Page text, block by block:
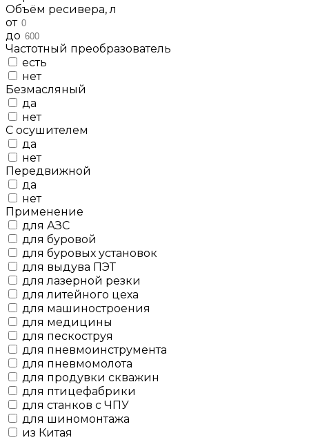
Объём ресивера, л
от
до
Частотный преобразователь
есть
нет
Безмасляный
да
нет
С осушителем
да
нет
Передвижной
да
нет
Применение
для АЗС
для буровой
для буровых установок
для выдува ПЭТ
для лазерной резки
для литейного цеха
для машиностроения
для медицины
для пескоструя
для пневмоинструмента
для пневмомолота
для продувки скважин
для птицефабрики
для станков с ЧПУ
для шиномонтажа
из Китая